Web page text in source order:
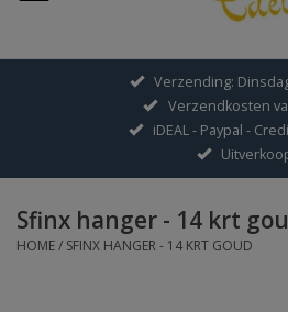
GOUDEN SYMBOLEN
Hanger Kettingen
Oorhangers
Verzending:
Verzendkosten
iDEAL - Paypal -
Sfinx hanger - 14 krt
HOME/ SFINX HANGER - 14 KRT GOUD